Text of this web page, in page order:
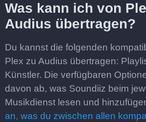
Was kann ich von
Audius übertragen?
Du kannst die folgenden
Plex zu Audius übertragen:
Künstler. Die verfügbaren
davon ab, was Soundiiz beim
Musikdienst lesen und
an, was du zwischen allen